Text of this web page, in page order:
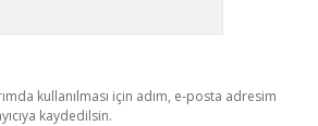
kullanılması için adım, e-posta adresim
kaydedilsin.